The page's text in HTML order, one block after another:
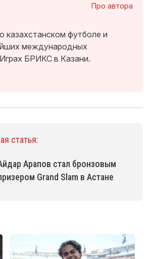
Про автора
казахстанском футболе и
международных
БРИКС в Казани.
статья:
Арапов стал бронзовым
Grand Slam в Астане